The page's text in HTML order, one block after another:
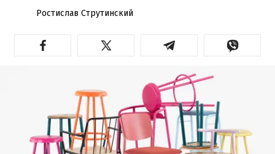
Ростислав Струтинский